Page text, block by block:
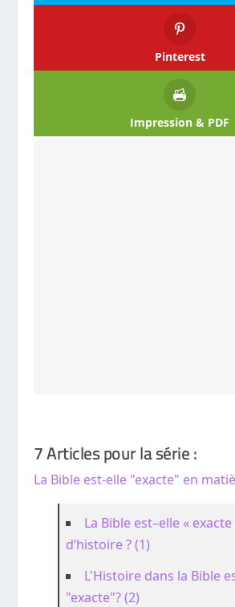
Pinterest
Impression & PDF
7 Articles pour la série :
La Bible est-elle "exacte" en
La Bible est–elle «
d’histoire ? (1)
L'Histoire dans la Bible
"exacte"? (2)